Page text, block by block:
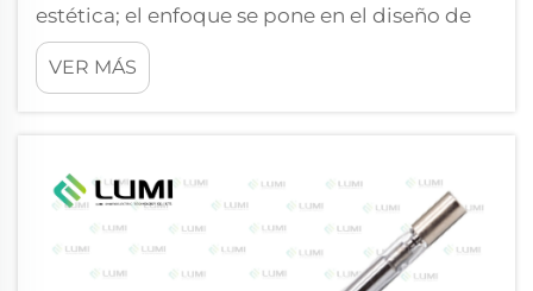
estética; el enfoque se pone en el diseño de
los dispositivos y del software, pero el
verdadero poder reside en la lámpara de
destello de xenón. Este elemento esencial no
VER MÁS